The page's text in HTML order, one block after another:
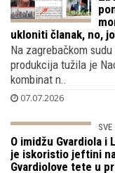
ukloniti članak, no,
produkcija tužila je
kombinat n..
07.07.2026